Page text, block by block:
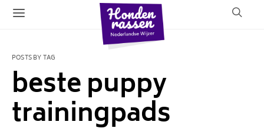
POSTS BY TAG
beste puppy
trainingpads